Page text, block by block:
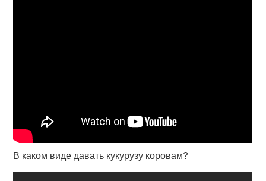
В каком виде давать кукурузу коровам?